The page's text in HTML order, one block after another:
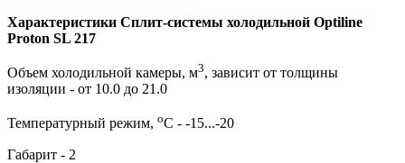
Характеристики Сплит-системы холодильной Optiline
Proton SL 217
Объем холодильной камеры, м3, зависит от толщины
изоляции - от 10.0 до 21.0
Температурный режим, оС - -15...-20
Габарит - 2